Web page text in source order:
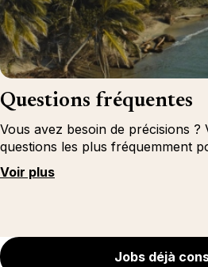
Questions fréquentes
Vous avez besoin de précisions ?
questions les plus fréquemment
Voir plus
Jobs déjà